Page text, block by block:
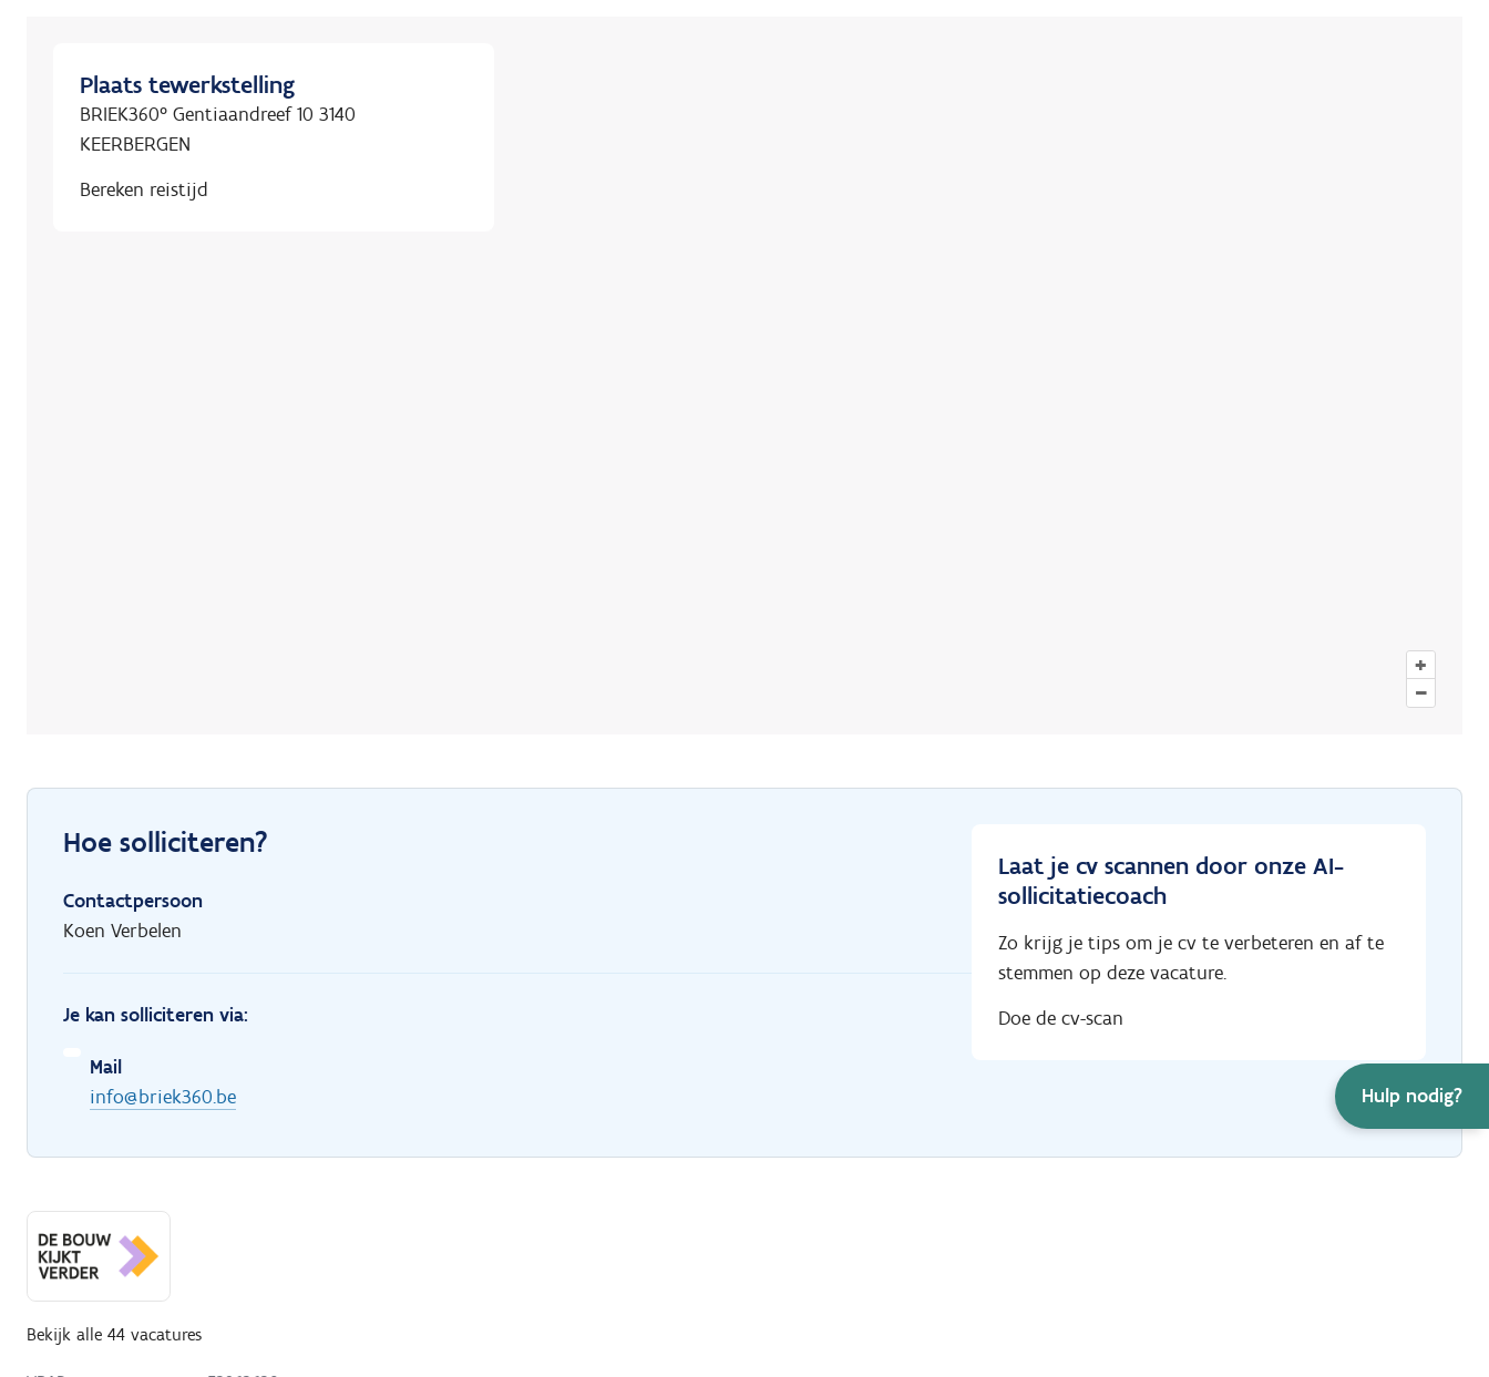
Hulp nodig?
+
–
Plaats tewerkstelling
BRIEK360° Gentiaandreef 10 3140
KEERBERGEN
Bereken reistijd
Hoe solliciteren?
Contactpersoon
Koen Verbelen
Je kan solliciteren via:
Mail
info@briek360.be
Laat je cv scannen door onze AI-
sollicitatiecoach
Zo krijg je tips om je cv te verbeteren en af te
stemmen op deze vacature.
Doe de cv-scan
Bekijk alle 44 vacatures